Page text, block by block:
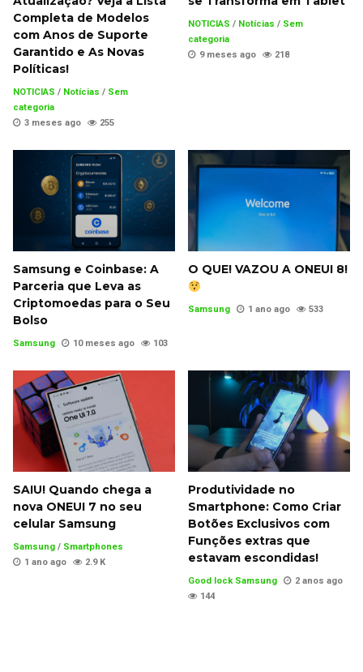
Completa de Modelos
com Anos de Suporte
Garantido e As Novas
Políticas!
NOTICIAS / Notícias / Sem
categoria
3 meses ago
255
NOTICIAS / Notícias / Sem
categoria
9 meses ago
218
Samsung e Coinbase: A
Parceria que Leva as
Criptomoedas para o Seu
Bolso
Samsung 10 meses ago 103
O QUE! VAZOU A ONEUI 8!
Samsung 1 ano ago 533
SAIU! Quando chega a
nova ONEUI 7 no seu
celular Samsung
Samsung / Smartphones
1 ano ago
2.9 K
Produtividade no
Smartphone: Como Criar
Botões Exclusivos com
Funções extras que
estavam escondidas!
Good lock Samsung
2 anos ago
144